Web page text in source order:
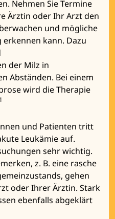
Nehmen Sie Termine
Ärztin oder Ihr Arzt den
und mögliche
kann. Dazu
der Milz in
Abständen. Bei einem
wird die Therapie
1
und Patienten tritt
Leukämie auf.
sehr wichtig.
z. B. eine rasche
gehen
oder Ihrer Ärztin. Stark
ebenfalls abgeklärt